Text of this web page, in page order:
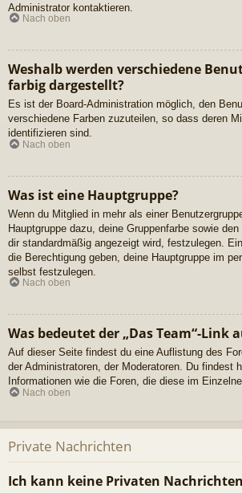
Administrator kontaktieren.
Nach oben
Weshalb werden verschiedene
farbig dargestellt?
Es ist der Board-Administration möglich, den
verschiedene Farben zuzuteilen, so dass deren
identifizieren sind.
Nach oben
Was ist eine Hauptgruppe?
Wenn du Mitglied in mehr als einer
Hauptgruppe dazu, deine Gruppenfarbe sowie
dir standardmäßig angezeigt wird, festzulegen.
die Berechtigung geben, deine Hauptgruppe im
selbst festzulegen.
Nach oben
Was bedeutet der „Das Team“-Link
Auf dieser Seite findest du eine Auflistung des
der Administratoren, der Moderatoren. Du findest
Informationen wie die Foren, die diese im
Nach oben
Private Nachrichten
Ich kann keine Privaten